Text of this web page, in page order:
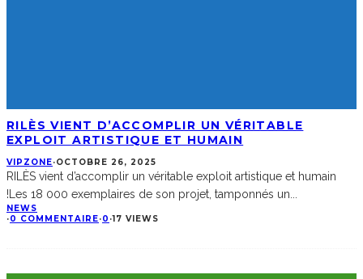
RILÈS VIENT D’ACCOMPLIR UN VÉRITABLE
EXPLOIT ARTISTIQUE ET HUMAIN
VIPZONE·OCTOBRE 26, 2025
RILÈS vient d’accomplir un véritable exploit artistique et humain
!Les 18 000 exemplaires de son projet, tamponnés un
NEWS
·0 COMMENTAIRE·0 ·17 VIEWS